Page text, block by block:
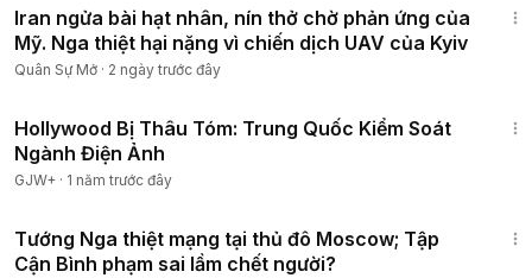
diễn ra ở Trung Quốc và thế giới. Mọi ý kiến và tâm tư xin để
lại ở dưới phần bình luận của mỗi video.
thính giả đã ghé thăm và để lại bình luận của quý vị về các
sự kiện được đăng tải.
Tinh Hoa TV tiếp tục phát triển hơn, mang lại nhiều hơn
những tin tức nhanh nhất và chính xác nhất.
Iran ngửa bài hạt nhân, nín thở chờ phản ứng của
Mỹ. Nga thiệt hại nặng vì chiến dịch UAV của Kyiv
Quân Sự Mở · 2 ngày trước đây
Hollywood Bị Thâu Tóm: Trung Quốc Kiểm Soát
Ngành Điện Ảnh
GJW+ · 1 năm trước đây
Tướng Nga thiệt mạng tại thủ đô Moscow; Tập
Cận Bình phạm sai lầm chết người?